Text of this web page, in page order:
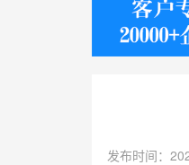
发布时间：